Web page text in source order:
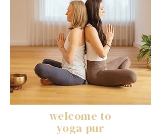
welcome to
yoga pur